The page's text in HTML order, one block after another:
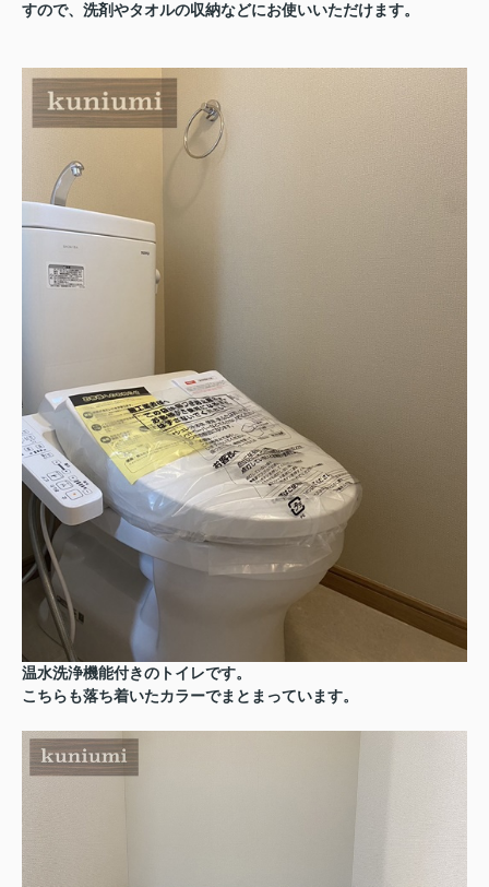
すので、洗剤やタオルの収納などにお使いいただけます。
温水洗浄機能付きのトイレです。
こちらも落ち着いたカラーでまとまっています。